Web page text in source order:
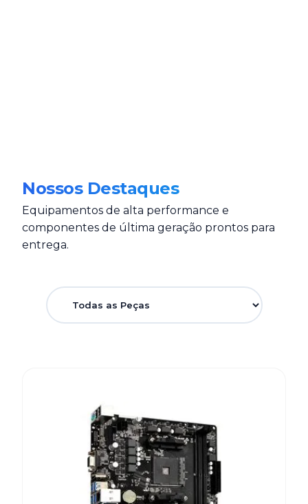
Nossos Destaques
Equipamentos de alta performance e
componentes de última geração prontos para
entrega.